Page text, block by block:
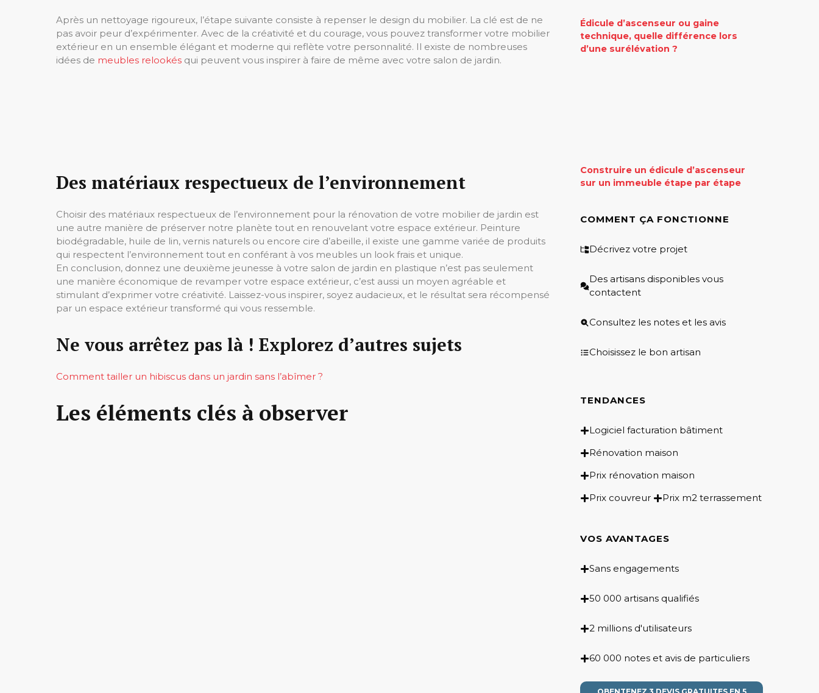
Après un nettoyage rigoureux, l’étape suivante consiste à repenser le design du mobilier. La clé est de ne
pas avoir peur d’expérimenter. Avec de la créativité et du courage, vous pouvez transformer votre mobilier
extérieur en un ensemble élégant et moderne qui reflète votre personnalité. Il existe de nombreuses
idées de meubles relookés qui peuvent vous inspirer à faire de même avec votre salon de jardin.
Des matériaux respectueux de l’environnement
Choisir des matériaux respectueux de l’environnement pour la rénovation de votre mobilier de jardin est
une autre manière de préserver notre planète tout en renouvelant votre espace extérieur. Peinture
biodégradable, huile de lin, vernis naturels ou encore cire d’abeille, il existe une gamme variée de produits
qui respectent l’environnement tout en conférant à vos meubles un look frais et unique.
En conclusion, donnez une deuxième jeunesse à votre salon de jardin en plastique n’est pas seulement
une manière économique de revamper votre espace extérieur, c’est aussi un moyen agréable et
stimulant d’exprimer votre créativité. Laissez-vous inspirer, soyez audacieux, et le résultat sera récompensé
par un espace extérieur transformé qui vous ressemble.
Ne vous arrêtez pas là ! Explorez d’autres sujets
Comment tailler un hibiscus dans un jardin sans l’abîmer ?
Les éléments clés à observer
Édicule d’ascenseur ou gaine
technique, quelle différence lors
d’une surélévation ?
Construire un édicule d’ascenseur
sur un immeuble étape par étape
COMMENT ÇA FONCTIONNE
Décrivez votre projet
Des artisans disponibles vous
contactent
Consultez les notes et les avis
Choisissez le bon artisan
TENDANCES
Logiciel facturation bâtiment
Rénovation maison
Prix rénovation maison
Prix couvreur
Prix m2 terrassement
VOS AVANTAGES
Sans engagements
50 000 artisans qualifiés
2 millions d'utilisateurs
60 000 notes et avis de particuliers